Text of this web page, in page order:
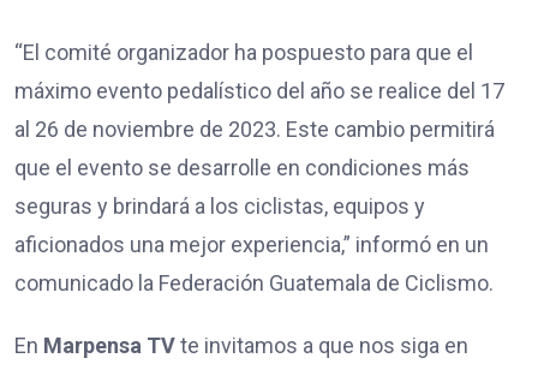
“El comité organizador ha pospuesto para que el
máximo evento pedalístico del año se realice del 17
al 26 de noviembre de 2023. Este cambio permitirá
que el evento se desarrolle en condiciones más
seguras y brindará a los ciclistas, equipos y
aficionados una mejor experiencia,” informó en un
comunicado la Federación Guatemala de Ciclismo.
En Marpensa TVte invitamos a que nos siga en